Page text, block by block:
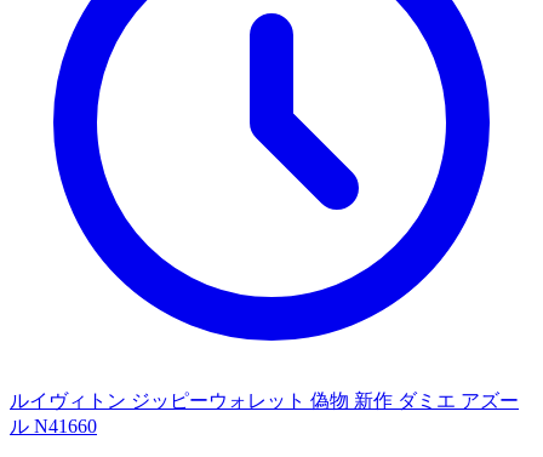
ルイヴィトン ジッピーウォレット 偽物 新作 ダミエ アズー
ル N41660